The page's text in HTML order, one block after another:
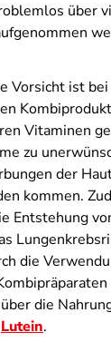
über
Vorsicht ist
Vitaminen
zu
der
kommen.
Entstehung
die
die
Lutein.